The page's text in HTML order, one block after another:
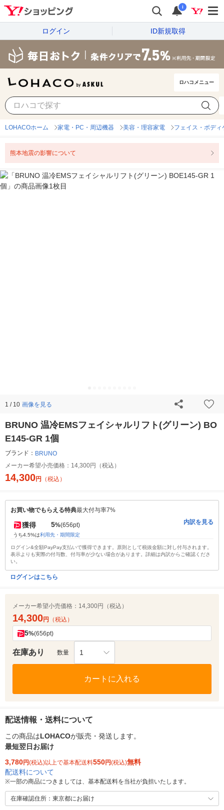
i
ログイン ID新規取得
ロハコメニュー
LOHACOホーム 家電・PC・周辺機器 美容・理容家電 フェイス・ボディ
熊本地震の影響について
1 / 10 画像を見る
BRUNO 温冷EMSフェイシャルリフト(グリーン) BO
E145-GR 1個
ブランド： BRUNO
メーカー希望小売価格： 14,300円（税込）
14,300円 （税込）
お買い物でもらえる特典最大付与率7%
獲得 5%(656pt)
うち4.5%は利用先・期間限定
内訳を見る
ログイン&全額PayPay支払いで獲得できます。原則として税抜金額に対し付与されます。
表示よりも実際の付与数、付与率が少ない場合があります。詳細は内訳からご確認くださ
い。
ログインはこちら
メーカー希望小売価格： 14,300円（税込）
14,300円 （税込）
5%(656pt)
在庫あり 数量 1
カートに入れる
配送情報・送料について
この商品はLOHACOが販売・発送します。
最短翌日お届け
3,780円(税込)以上で基本配送料550円(税込)無料
配送料について
※一部の商品につきましては、基本配送料を当社が負担いたします。
在庫確認住所：東京都にお届け